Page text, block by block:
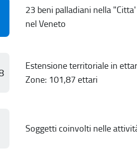
23 beni palladiani nella
nel Veneto
Estensione territoriale in
Zone: 101,87 ettari
Soggetti coinvolti nelle